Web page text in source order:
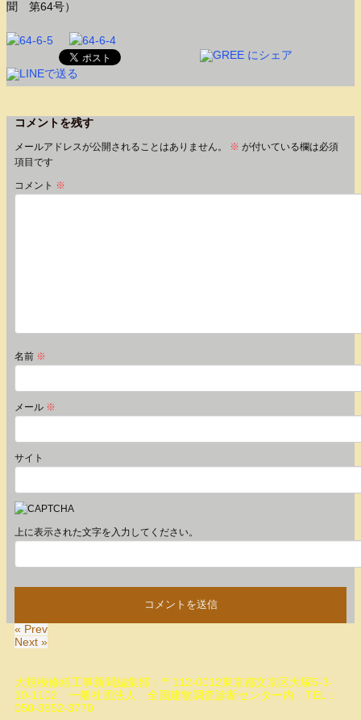
聞 第64号）
コメントを残す
メールアドレスが公開されることはありません。 ※ が付いている欄は必須
項目です
コメント ※
名前 ※
メール ※
サイト
上に表示された文字を入力してください。
« Prev
Next »
大規模修繕工事新聞編集部：〒112-0012東京都文京区大塚5-3-
10-1102 一般社団法人 全国建物調査診断センター内 TEL：
050-3852-3770